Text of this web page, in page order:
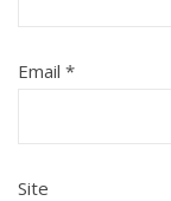
Email *
Site